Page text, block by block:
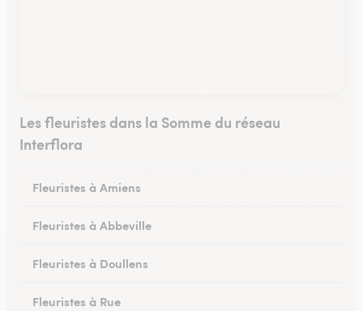
Les fleuristes dans la Somme du réseau
Interflora
Fleuristes à Amiens
Fleuristes à Abbeville
Fleuristes à Doullens
Fleuristes à Rue